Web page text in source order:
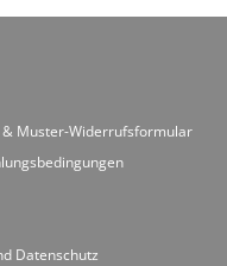
Muster-Widerrufsformular
Datenschutz